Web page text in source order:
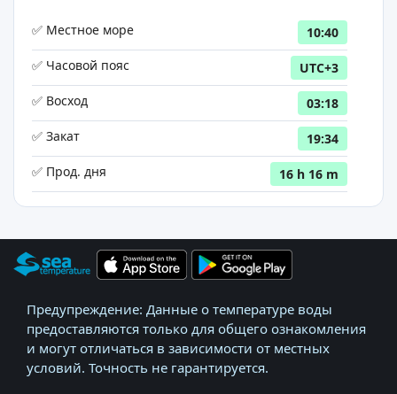
✅ Местное море
10:40
✅ Часовой пояс
UTC+3
✅ Восход
03:18
✅ Закат
19:34
✅ Прод. дня
16 h 16 m
Предупреждение: Данные о температуре воды
предоставляются только для общего ознакомления
и могут отличаться в зависимости от местных
условий. Точность не гарантируется.